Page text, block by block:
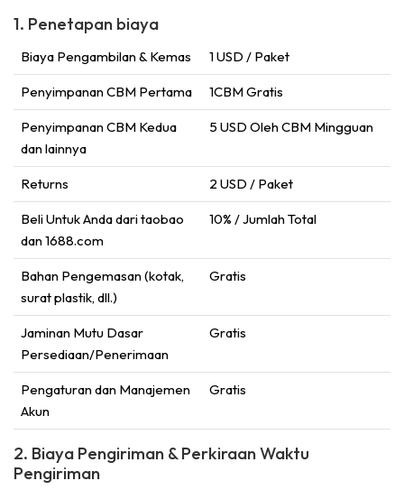
1. Penetapan biaya
Biaya Pengambilan & Kemas 1 USD / Paket
Penyimpanan CBM Pertama 1CBM Gratis
Penyimpanan CBM Kedua
dan lainnya
5 USD Oleh CBM Mingguan
Returns 2 USD / Paket
Beli Untuk Anda dari taobao
dan 1688.com
10% / Jumlah Total
Bahan Pengemasan (kotak,
surat plastik, dll.)
Gratis
Jaminan Mutu Dasar
Persediaan/Penerimaan
Gratis
Pengaturan dan Manajemen
Akun
Gratis
2. Biaya Pengiriman & Perkiraan Waktu
Pengiriman